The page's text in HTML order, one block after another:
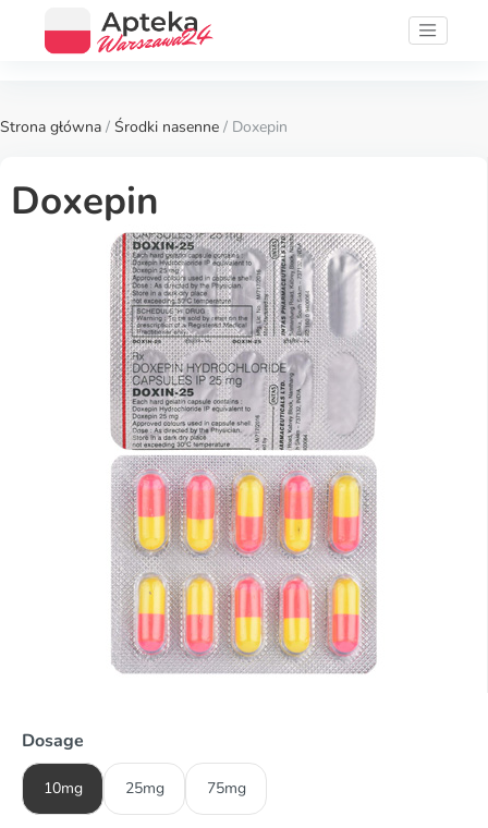
Strona główna / Środki nasenne / Doxepin
Doxepin
Dosage
10mg 25mg 75mg